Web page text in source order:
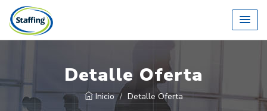
Detalle Oferta
Inicio Detalle Oferta